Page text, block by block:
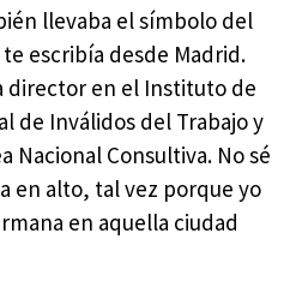
llevaba el símbolo del
escribía desde Madrid.
director en el Instituto de
de Inválidos del Trabajo y
Nacional Consultiva. No sé
en alto, tal vez porque yo
en aquella ciudad